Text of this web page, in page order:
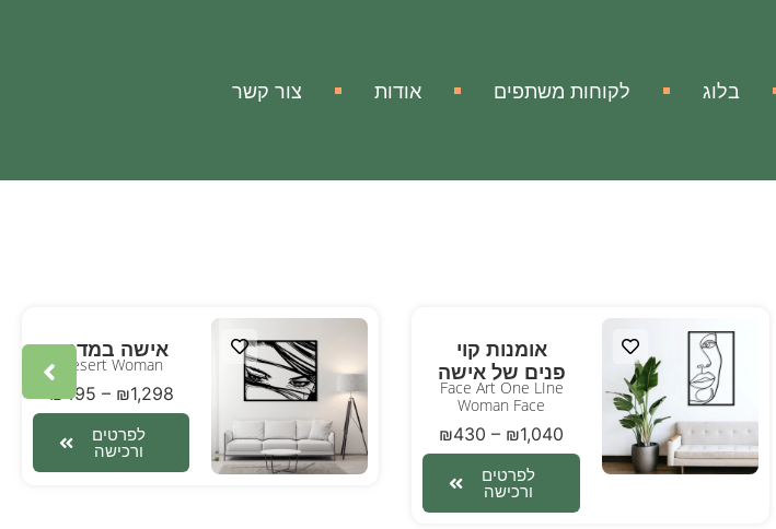
בלוג לקוחות משתפים אודות צור קשר
אומנות קוי
פנים של אישה
Face Art One LIne
Woman Face
₪430 – ₪1,040
לפרטים
ורכישה
אישה במדבר
Desert Woman
₪495 – ₪1,298
לפרטים
ורכישה